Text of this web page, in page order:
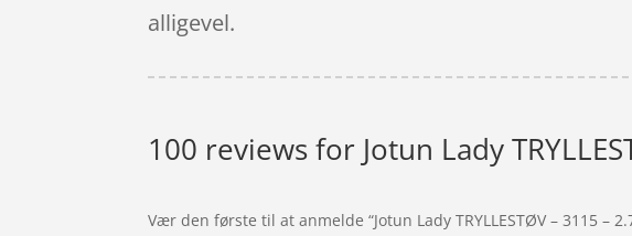
alligevel.
100 reviews for Jotun Lady
Vær den første til at anmelde “Jotun Lady TRYLLESTØV – 3115 –